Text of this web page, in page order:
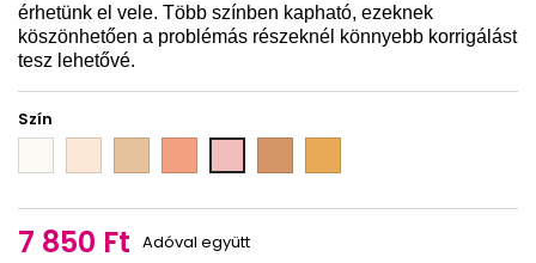
érhetünk el vele. Több színben kapható, ezeknek
köszönhetően a problémás részeknél könnyebb korrigálást
tesz lehetővé.
Szín
LP
0
LP
1
LP
2
LP
3
LP
4
LP
5
LP
9
7 850 Ft Adóval együtt